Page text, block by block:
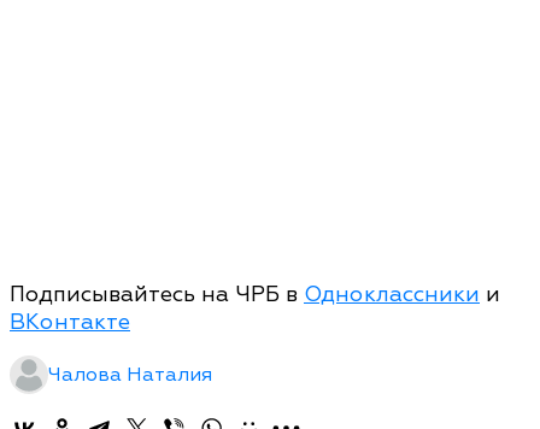
Подписывайтесь на ЧРБ в Одноклассники и
ВКонтакте
Чалова Наталия